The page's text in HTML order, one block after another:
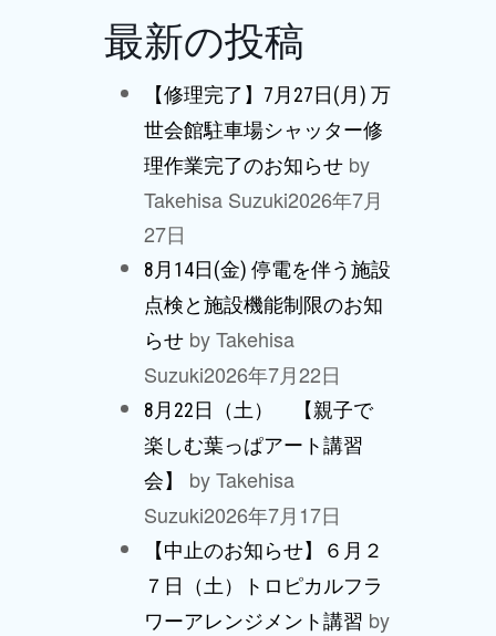
最新の投稿
【修理完了】7月27日(月) 万
世会館駐車場シャッター修
理作業完了のお知らせ by
Takehisa Suzuki2026年7月
27日
8月14日(金) 停電を伴う施設
点検と施設機能制限のお知
らせ by Takehisa
Suzuki2026年7月22日
8月22日（土） 【親子で
楽しむ葉っぱアート講習
会】
by Takehisa
Suzuki2026年7月17日
【中止のお知らせ】６月２
７日（土）トロピカルフラ
ワーアレンジメント講習 by